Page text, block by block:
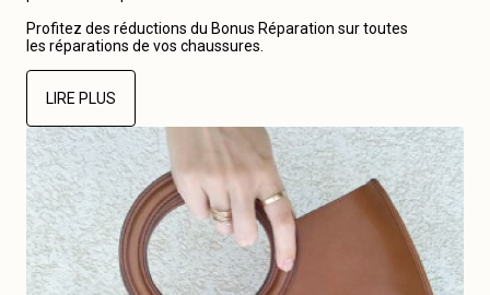
Profitez des réductions du Bonus Réparation sur toutes
les réparations de vos chaussures.
LIRE PLUS